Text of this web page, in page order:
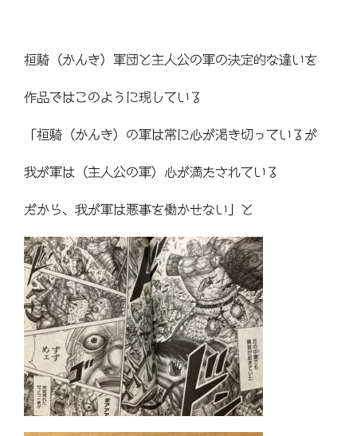
桓騎（かんき）軍団と主人公の軍の決定的な違いを
作品ではこのように現している
「桓騎（かんき）の軍は常に心が渇き切っているが
我が軍は（主人公の軍）心が満たされている
だから、我が軍は悪事を働かせない」と